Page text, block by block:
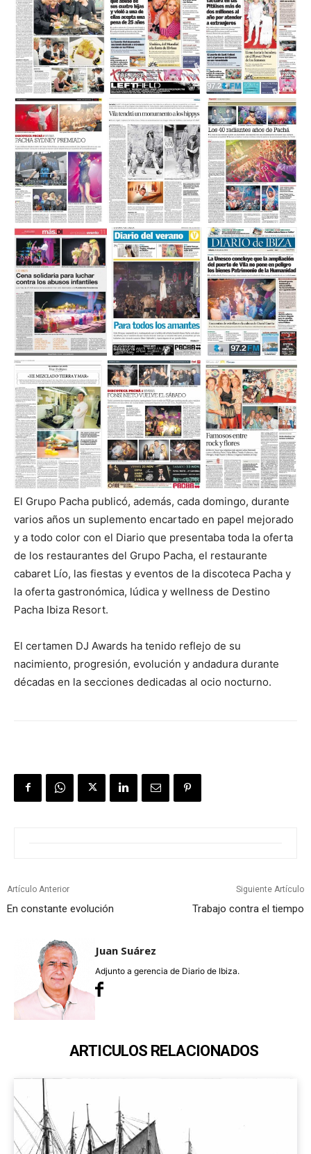
El Grupo Pacha publicó, además, cada domingo, durante
varios años un suplemento encartado en papel mejorado
y a todo color con el Diario que presentaba toda la oferta
de los restaurantes del Grupo Pacha, el restaurante
cabaret Lío, las fiestas y eventos de la discoteca Pacha y
la oferta gastronómica, lúdica y wellness de Destino
Pacha Ibiza Resort.
El certamen DJ Awards ha tenido reflejo de su
nacimiento, progresión, evolución y andadura durante
décadas en la secciones dedicadas al ocio nocturno.
Artículo Anterior
En constante evolución
Siguiente Artículo
Trabajo contra el tiempo
Juan Suárez
Adjunto a gerencia de Diario de Ibiza.
ARTICULOS RELACIONADOS